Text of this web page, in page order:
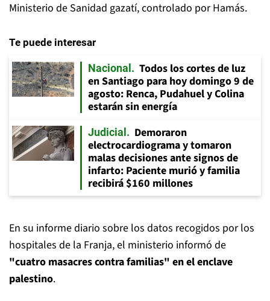
Ministerio de Sanidad gazatí, controlado por Hamás.
Te puede interesar
Nacional
Todos los cortes de luz
en Santiago para hoy domingo 9 de
agosto: Renca, Pudahuel y Colina
estarán sin energía
Judicial
Demoraron
electrocardiograma y tomaron
malas decisiones ante signos de
infarto: Paciente murió y familia
recibirá $160 millones
En su informe diario sobre los datos recogidos por los
hospitales de la Franja, el ministerio informó de
"cuatro masacres contra familias" en el enclave
palestino.